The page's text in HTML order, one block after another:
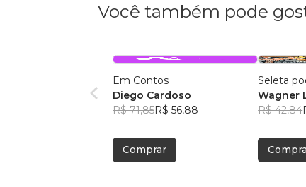
Você também pode
Em Contos
Diego Cardoso
R$ 71,85R$ 56,88
Comprar
Seleta
Wagner
R$ 42,84